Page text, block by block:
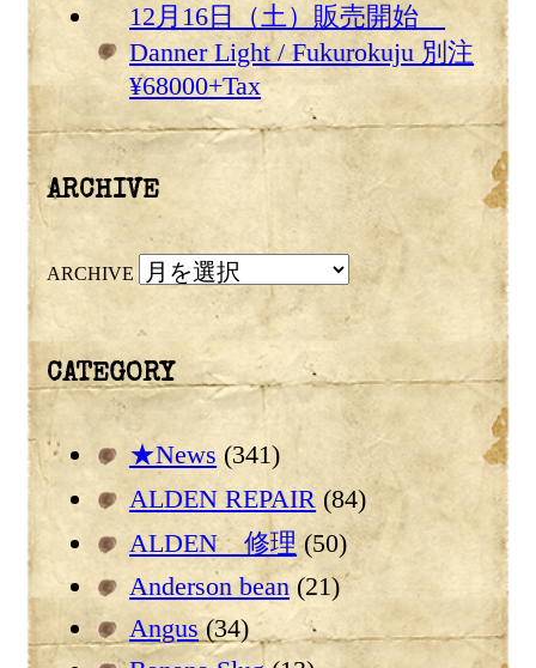
12月16日（土）販売開始
Danner Light / Fukurokuju 別注
¥68000+Tax
ARCHIVE
ARCHIVE
CATEGORY
★News (341)
ALDEN REPAIR (84)
ALDEN 修理 (50)
Anderson bean (21)
Angus(34)